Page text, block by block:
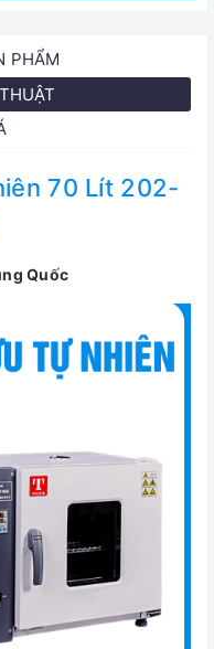
PHẨM
70 Lít 202-
Quốc